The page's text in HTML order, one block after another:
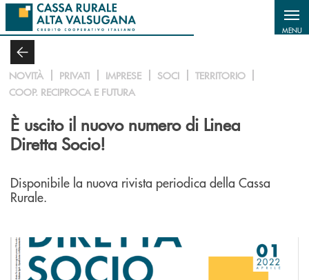
Salta al contenuto principale
MENU
NOVITÀ PRIVATI IMPRESE SOCI
TERRITORIO
COOP. RECIPROCA E FUTURA
È uscito il nuovo numero di Linea
Diretta Socio!
Disponibile la nuova rivista periodica della Cassa
Rurale.